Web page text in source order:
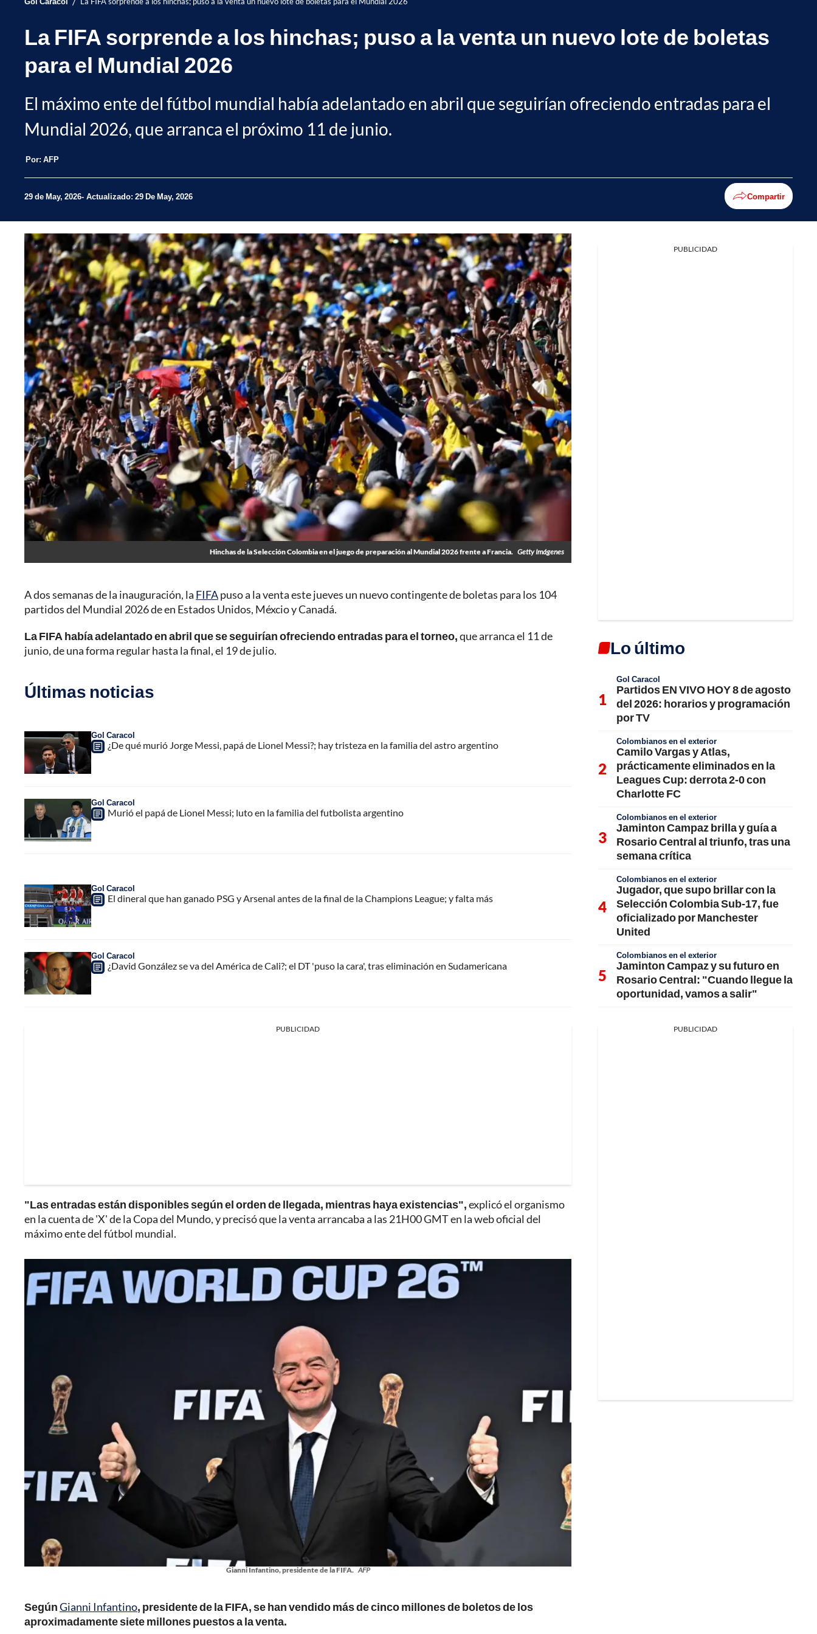
La FIFA sorprende a los hinchas; puso a la venta un nuevo lote de boletas
para el Mundial 2026
El máximo ente del fútbol mundial había adelantado en abril que seguirían ofreciendo entradas para el
Mundial 2026, que arranca el próximo 11 de junio.
Por: AFP
29 de May, 2026 Actualizado: 29 De May, 2026 Compartir
Hinchas de la Selección Colombia en el juego de preparación al Mundial 2026 frente a Francia. Getty Imágenes
A dos semanas de la inauguración, la FIFApuso a la venta este jueves un nuevo contingente de boletas para los 104
partidos del Mundial 2026 de en Estados Unidos, Méxcio y Canadá.
La FIFA había adelantado en abril que se seguirían ofreciendo entradas para el torneo,que arranca el 11 de
junio, de una forma regular hasta la final, el 19 de julio.
Últimas noticias
Gol Caracol
¿De qué murió Jorge Messi, papá de Lionel Messi?; hay tristeza en la familia del astro argentino
Gol Caracol
Murió el papá de Lionel Messi; luto en la familia del futbolista argentino
Gol Caracol
El dineral que han ganado PSG y Arsenal antes de la final de la Champions League; y falta más
Gol Caracol
¿David González se va del América de Cali?; el DT 'puso la cara', tras eliminación en Sudamericana
PUBLICIDAD
"Las entradas están disponibles según el orden de llegada, mientras haya existencias",explicó el organismo
en la cuenta de 'X' de la Copa del Mundo, y precisó que la venta arrancaba a las 21H00 GMT en la web oficial del
máximo ente del fútbol mundial.
Gianni Infantino, presidente de la FIFA. AFP
SegúnGianni Infantino, presidente de la FIFA, se han vendido más de cinco millones de boletos de los
aproximadamente siete millones puestos a la venta.
PUBLICIDAD
Lo último
Gol Caracol
Partidos EN VIVO HOY 8 de agosto
del 2026: horarios y programación
por TV
Colombianos en el exterior
Camilo Vargas y Atlas,
prácticamente eliminados en la
Leagues Cup: derrota 2-0 con
Charlotte FC
Colombianos en el exterior
Jaminton Campaz brilla y guía a
Rosario Central al triunfo, tras una
semana crítica
Colombianos en el exterior
Jugador, que supo brillar con la
Selección Colombia Sub-17, fue
oficializado por Manchester
United
Colombianos en el exterior
Jaminton Campaz y su futuro en
Rosario Central: "Cuando llegue la
oportunidad, vamos a salir"
PUBLICIDAD